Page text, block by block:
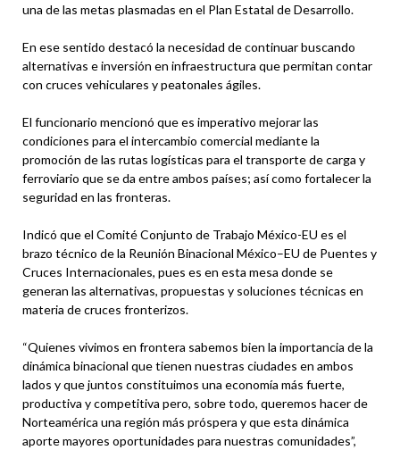
una de las metas plasmadas en el Plan Estatal de Desarrollo.
En ese sentido destacó la necesidad de continuar buscando
alternativas e inversión en infraestructura que permitan contar
con cruces vehiculares y peatonales ágiles.
El funcionario mencionó que es imperativo mejorar las
condiciones para el intercambio comercial mediante la
promoción de las rutas logísticas para el transporte de carga y
ferroviario que se da entre ambos países; así como fortalecer la
seguridad en las fronteras.
Indicó que el Comité Conjunto de Trabajo México-EU es el
brazo técnico de la Reunión Binacional México–EU de Puentes y
Cruces Internacionales, pues es en esta mesa donde se
generan las alternativas, propuestas y soluciones técnicas en
materia de cruces fronterizos.
“Quienes vivimos en frontera sabemos bien la importancia de la
dinámica binacional que tienen nuestras ciudades en ambos
lados y que juntos constituimos una economía más fuerte,
productiva y competitiva pero, sobre todo, queremos hacer de
Norteamérica una región más próspera y que esta dinámica
aporte mayores oportunidades para nuestras comunidades”,